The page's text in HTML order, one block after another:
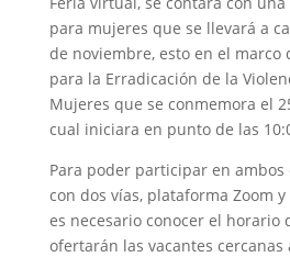
para mujeres que se llevará a
de noviembre, esto en el marco
para la Erradicación de la
Mujeres que se conmemora el
cual iniciara en punto de las
Para poder participar en ambos
con dos vías, plataforma Zoom y
es necesario conocer el horario
ofertarán las vacantes